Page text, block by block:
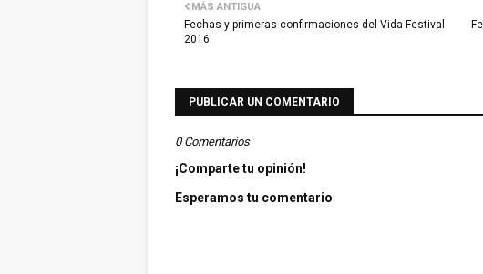
MÁS ANTIGUA
Fechas y primeras confirmaciones del Vida Festival
2016
PUBLICAR UN COMENTARIO
0 Comentarios
¡Comparte tu opinión!
Esperamos tu comentario